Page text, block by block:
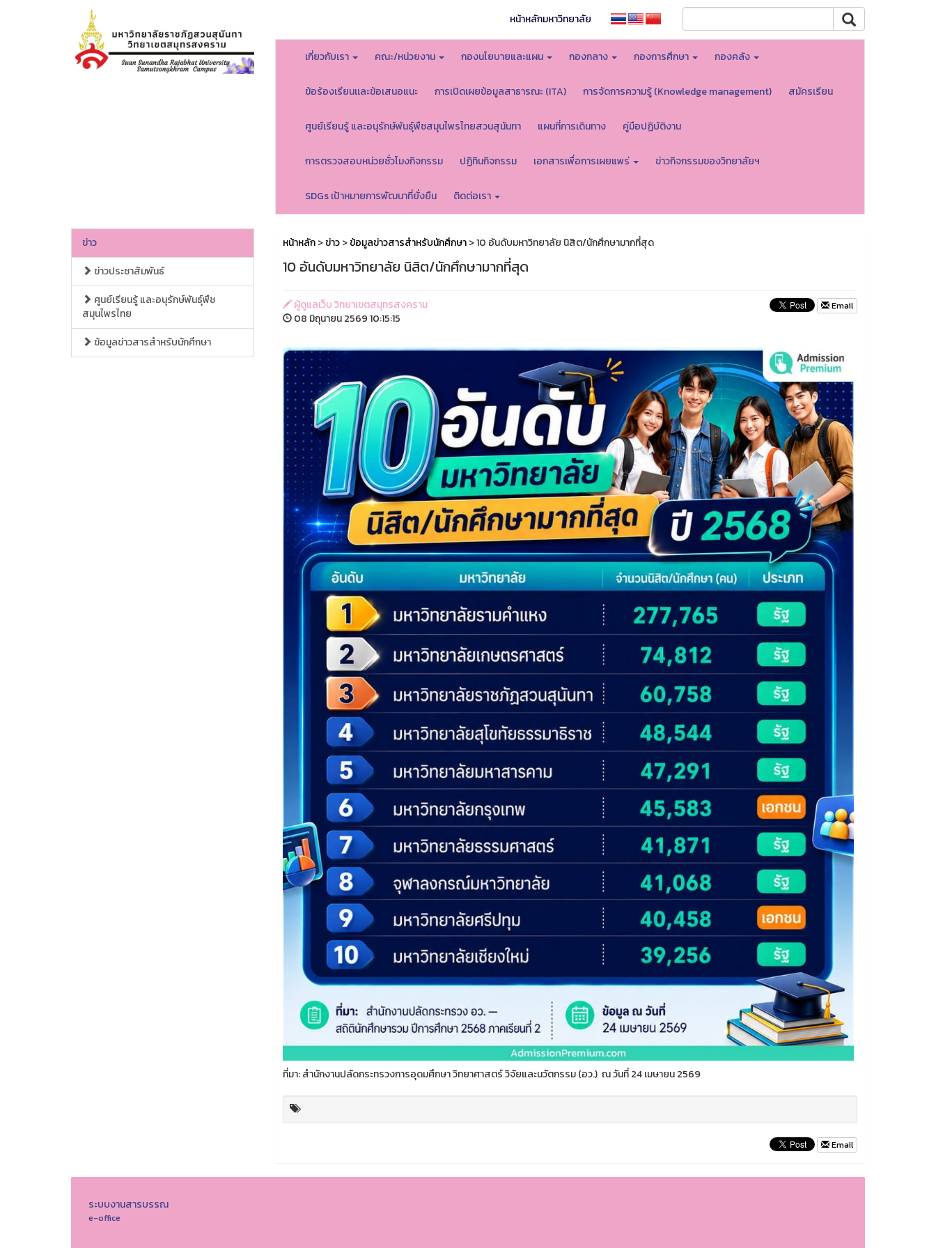
หน้าหลักมหาวิทยาลัย
เกี่ยวกับเรา คณะ/หน่วยงาน กองนโยบายและแผน กองกลาง กองการศึกษา กองคลัง
ข้อร้องเรียนเเละข้อเสนอแนะ การเปิดเผยข้อมูลสาธารณะ (ITA) การจัดการความรู้ (Knowledge management) สมัครเรียน
ศูนย์เรียนรู้ และอนุรักษ์พันธุ์พืชสมุนไพรไทยสวนสุนันทา แผนที่การเดินทาง คู่มือปฏิบัติงาน
การตรวจสอบหน่วยชั่วโมงกิจกรรม ปฏิทินกิจกรรม เอกสารเพื่อการเผยแพร่ ข่าวกิจกรรมของวิทยาลัยฯ
SDGs เป้าหมายการพัฒนาที่ยั่งยืน ติดต่อเรา
ข่าว
ข่าวประชาสัมพันธ์
ศูนย์เรียนรู้ และอนุรักษ์พันธุ์พืช
สมุนไพรไทย
ข้อมูลข่าวสารสำหรับนักศึกษา
หน้าหลัก>ข่าว>ข้อมูลข่าวสารสำหรับนักศึกษา> 10 อันดับมหาวิทยาลัย นิสิต/นักศึกษามากที่สุด
10 อันดับมหาวิทยาลัย นิสิต/นักศึกษามากที่สุด
ผู้ดูแลเว็บ วิทยาเขตสมุทรสงคราม
08 มิถุนายน 2569 10:15:15
Email
ที่มา: สำนักงานปลัดกระทรวงการอุดมศึกษา วิทยาศาสตร์ วิจัยและนวัตกรรม (อว.) ณ วันที่ 24 เมษายน 2569
Email
ระบบงานสารบรรณ
e-office